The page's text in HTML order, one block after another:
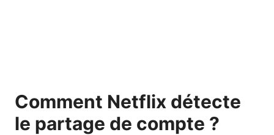
Comment Netflix détecte
le partage de compte ?